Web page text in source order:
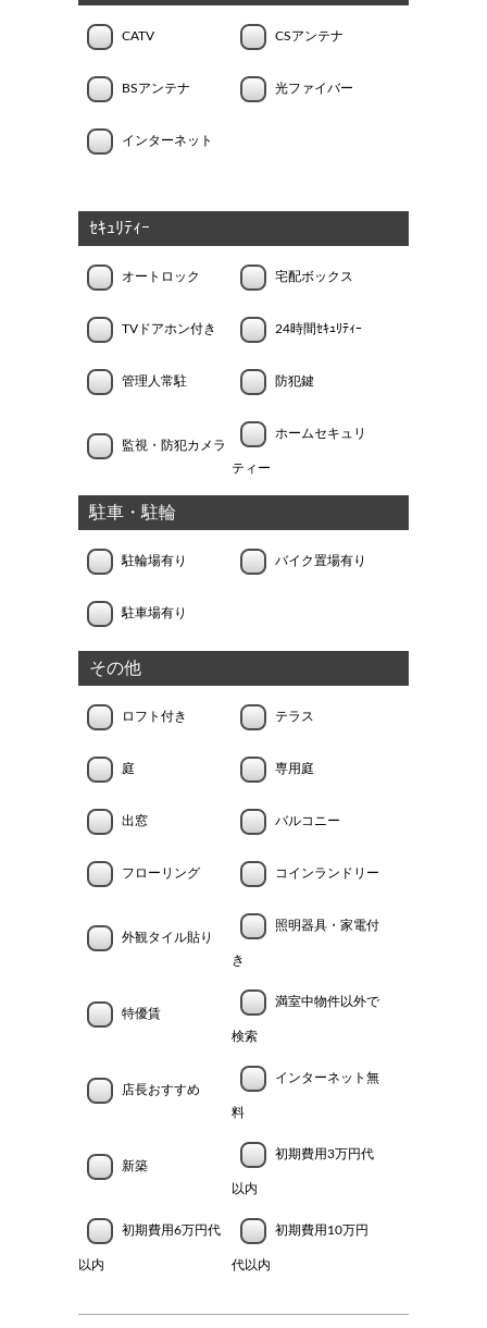
CATV CSアンテナ
BSアンテナ 光ファイバー
インターネット
ｾｷｭﾘﾃｨｰ
オートロック 宅配ボックス
TVドアホン付き 24時間ｾｷｭﾘﾃｨｰ
管理人常駐 防犯鍵
監視・防犯カメラ
ホームセキュリ
ティー
駐車・駐輪
駐輪場有り バイク置場有り
駐車場有り
その他
ロフト付き テラス
庭 専用庭
出窓 バルコニー
フローリング コインランドリー
外観タイル貼り
照明器具・家電付
き
特優賃
満室中物件以外で
検索
店長おすすめ
インターネット無
料
新築
初期費用3万円代
以内
初期費用6万円代
以内
初期費用10万円
代以内